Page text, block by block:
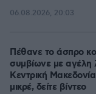
06.08.2026, 20:03
Πέθανε το άσπρο
συμβίωνε με αγέλη
Κεντρική
μικρέ, δείτε βίντεο